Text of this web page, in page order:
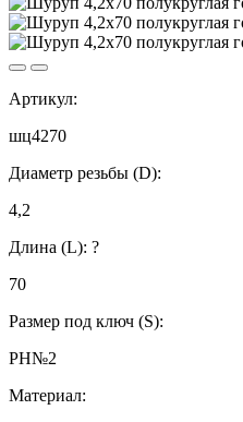
Артикул:
шц4270
Диаметр резьбы (D):
4,2
Длина (L): ?
70
Размер под ключ (S):
РН№2
Материал: